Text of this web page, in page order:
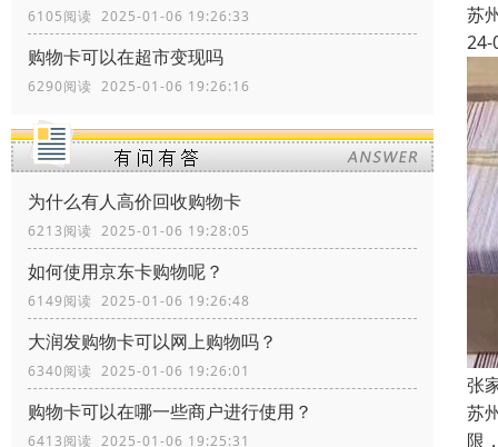
6105阅读 2025-01-06 19:26:33
购物卡可以在超市变现吗
6290阅读 2025-01-06 19:26:16
为什么有人高价回收购物卡
6213阅读 2025-01-06 19:28:05
如何使用京东卡购物呢？
6149阅读 2025-01-06 19:26:48
大润发购物卡可以网上购物吗？
6340阅读 2025-01-06 19:26:01
购物卡可以在哪一些商户进行使用？
6413阅读 2025-01-06 19:25:31
苏
24-
张
苏
限